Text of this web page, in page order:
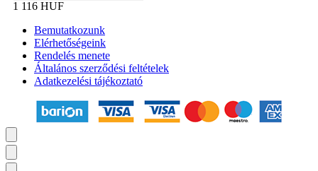
1 116 HUF
Bemutatkozunk
Elérhetőségeink
Rendelés menete
Általános szerződési feltételek
Adatkezelési tájékoztató